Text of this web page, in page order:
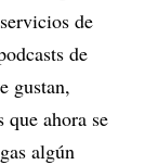
de
de
gustan,
que ahora se
algún